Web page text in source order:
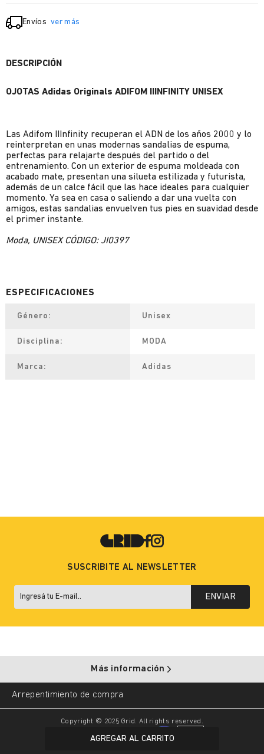
AGREGAR AL CARRITO
Envíos ver más
DESCRIPCIÓN
OJOTAS Adidas Originals ADIFOM IIINFINITY UNISEX
Las Adifom IIInfinity recuperan el ADN de los años 2000 y lo
reinterpretan en unas modernas sandalias de espuma,
perfectas para relajarte después del partido o del
entrenamiento. Con un exterior de espuma moldeada con
acabado mate, presentan una silueta estilizada y futurista,
además de un calce fácil que las hace ideales para cualquier
momento. Ya sea en casa o saliendo a dar una vuelta con
amigos, estas sandalias envuelven tus pies en suavidad desde
el primer instante.
Moda, UNISEX CÓDIGO: JI0397
Género Unisex
Disciplina MODA
Marca Adidas
SUSCRIBITE AL NEWSLETTER
ENVIAR
Más información
Arrepentimiento de compra
Copyright © 2025 Grid. All rights reserved.